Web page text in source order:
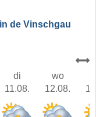
de Vinschgau
di
11.08.
wo
12.08.